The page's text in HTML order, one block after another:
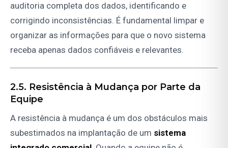
auditoria completa dos dados, identificando e
corrigindo inconsistências. É fundamental limpar e
organizar as informações para que o novo sistema
receba apenas dados confiáveis e relevantes.
2.5. Resistência à Mudança por Parte da
Equipe
A resistência à mudança é um dos obstáculos mais
subestimados na implantação de um sistema